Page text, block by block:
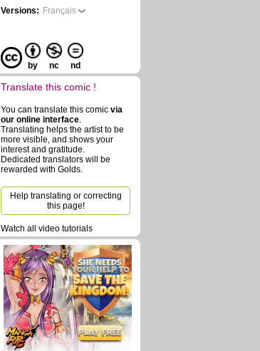
Versions: Français
by nc nd
Translate this comic !
You can translate this comic via
our online interface.
Translating helps the artist to be
more visible, and shows your
interest and gratitude.
Dedicated translators will be
rewarded with Golds.
Help translating or correcting
this page!
Watch all video tutorials